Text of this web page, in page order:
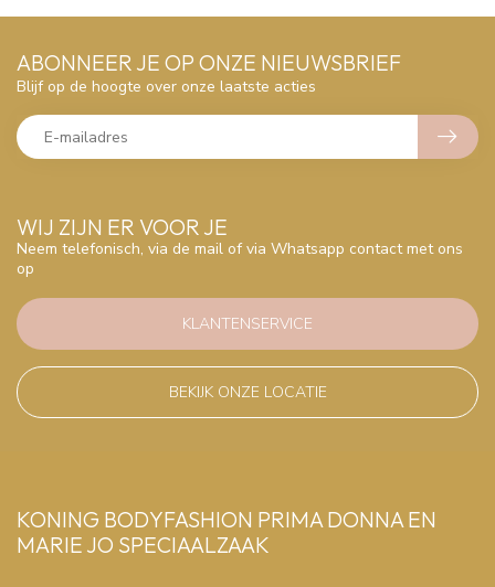
WIJ ZIJN ER VOOR JE
Neem telefonisch, via de mail of via Whatsapp contact met ons
op
KLANTENSERVICE
BEKIJK ONZE LOCATIE
ABONNEER JE OP ONZE NIEUWSBRIEF
Blijf op de hoogte over onze laatste acties
KONING BODYFASHION PRIMA DONNA EN
MARIE JO SPECIAALZAAK